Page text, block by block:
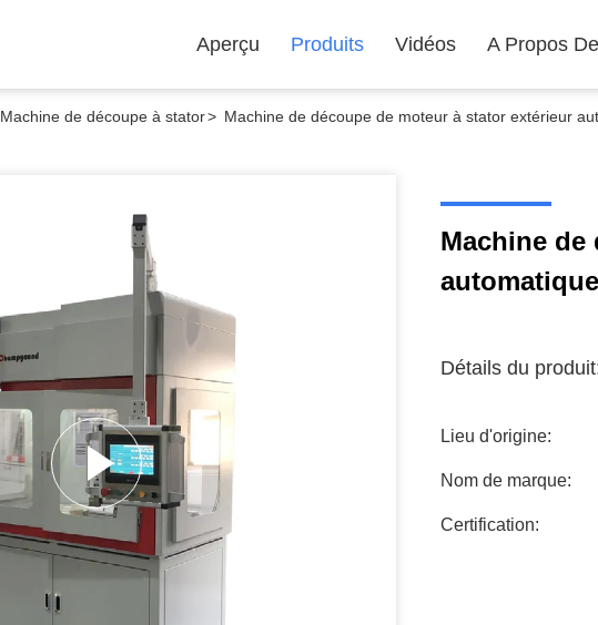
Aperçu Produits Vidéos A Propos
Machine de découpe à stator> Machine de découpe de moteur à stator extérieur
Machine de
Détails du
Lieu d'origine:
Nom de marque:
Certification: